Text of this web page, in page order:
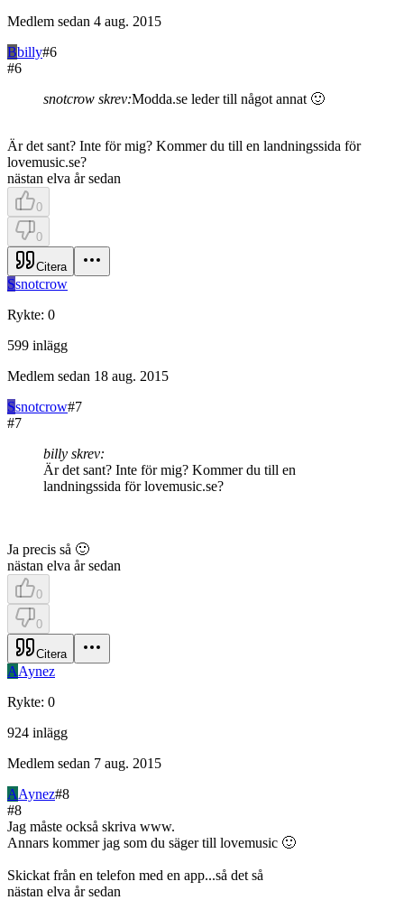
Medlem sedan 4 aug. 2015
Bbilly#6
#6
snotcrow skrev:Modda.se leder till något annat 🙂
Är det sant? Inte för mig? Kommer du till en landningssida för
lovemusic.se?
nästan elva år sedan
0
0
Citera
Ssnotcrow
Rykte: 0
599 inlägg
Medlem sedan 18 aug. 2015
Ssnotcrow#7
#7
billy skrev:
Är det sant? Inte för mig? Kommer du till en
landningssida för lovemusic.se?
Ja precis så 🙂
nästan elva år sedan
0
0
Citera
AAynez
Rykte: 0
924 inlägg
Medlem sedan 7 aug. 2015
AAynez#8
#8
Jag måste också skriva www.
Annars kommer jag som du säger till lovemusic 🙂
Skickat från en telefon med en app...så det så
nästan elva år sedan